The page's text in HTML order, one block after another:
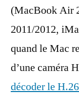
(MacBook Air
2011/2012,
quand le Mac
d’une caméra
décoder le